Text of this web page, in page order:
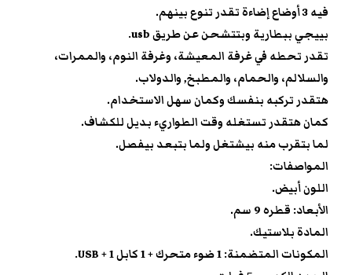
فيه 3 أوضاع إضاءة تقدر تنوع بينهم.
بييجي ببطارية وبتتشحن عن طريق usb.
تقدر تحطه في غرفة المعيشة، وغرفة النوم، والممرات،
والسلالم، والحمام، والمطبخ, والدولاب.
هتقدر تركبه بنفسك وكمان سهل الاستخدام.
كمان هتقدر تستغله وقت الطواريء بديل للكشاف.
لما بتقرب منه بيشتغل ولما بتبعد بيفصل.
المواصفات:
اللون أبيض.
الأبعاد: قطره 9 سم.
المادة بلاستيك.
المكونات المتضمنة: 1 ضوء متحرك + 1 كابل USB + 1.